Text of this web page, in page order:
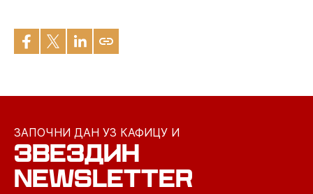
ЗАПОЧНИ ДАН УЗ КАФИЦУ И
ЗВЕЗДИН
NEWSLETTER